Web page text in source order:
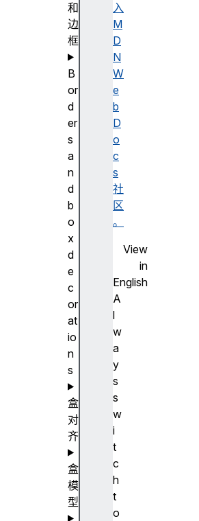
入
M
D
N
W
e
b
D
o
c
s
社
区
。
View
in
English
A
l
w
a
y
s
s
w
i
t
c
h
t
o
和
边
框
B
or
d
er
s
a
n
d
b
o
x
d
e
c
or
at
io
n
s
盒
对
齐
盒
模
型